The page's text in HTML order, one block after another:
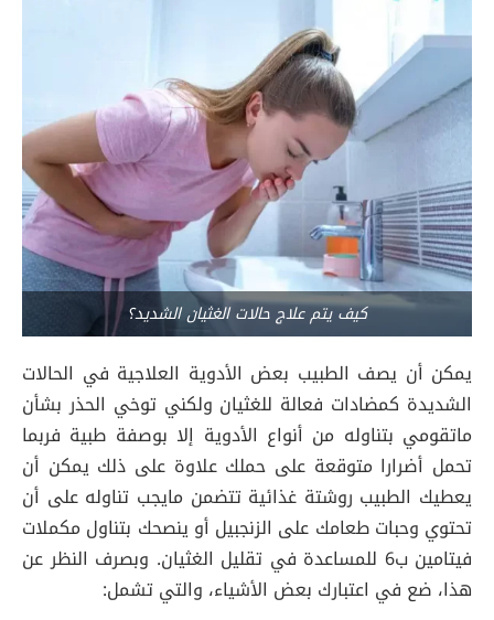
كيف يتم علاج حالات الغثيان الشديد؟
يمكن أن يصف الطبيب بعض الأدوية العلاجية في الحالات
الشديدة كمضادات فعالة للغثيان ولكني توخي الحذر بشأن
ماتقومي بتناوله من أنواع الأدوية إلا بوصفة طبية فربما
تحمل أضرارا متوقعة على حملك علاوة على ذلك يمكن أن
يعطيك الطبيب روشتة غذائية تتضمن مايجب تناوله على أن
تحتوي وحبات طعامك على الزنجبيل أو ينصحك بتناول مكملات
فيتامين ب6 للمساعدة في تقليل الغثيان. وبصرف النظر عن
هذا، ضع في اعتبارك بعض الأشياء، والتي تشمل: